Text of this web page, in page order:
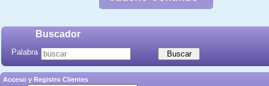
Buscador
Palabra
Acceso y Registro Clientes